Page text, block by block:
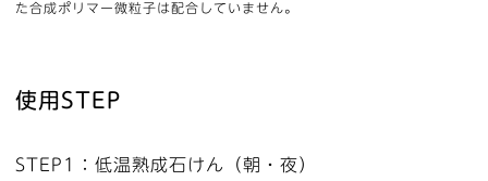
た合成ポリマー微粒子は配合していません。
使用STEP
STEP1：低温熟成石けん（朝・夜）